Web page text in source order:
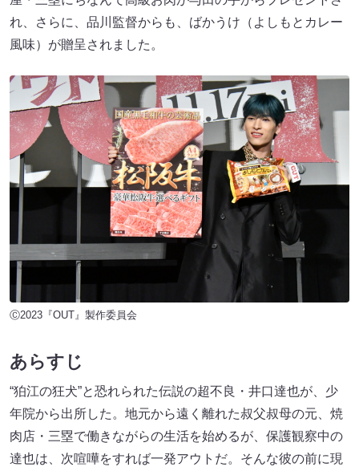
れ、さらに、品川監督からも、ばかうけ（よしもとカレー
風味）が贈呈されました。
Ⓒ2023『OUT』製作委員会
あらすじ
“狛江の狂犬”と恐れられた伝説の超不良・井口達也が、少
年院から出所した。地元から遠く離れた叔父叔母の元、焼
肉店・三塁で働きながらの生活を始めるが、保護観察中の
達也は、次喧嘩をすれば一発アウトだ。そんな彼の前に現